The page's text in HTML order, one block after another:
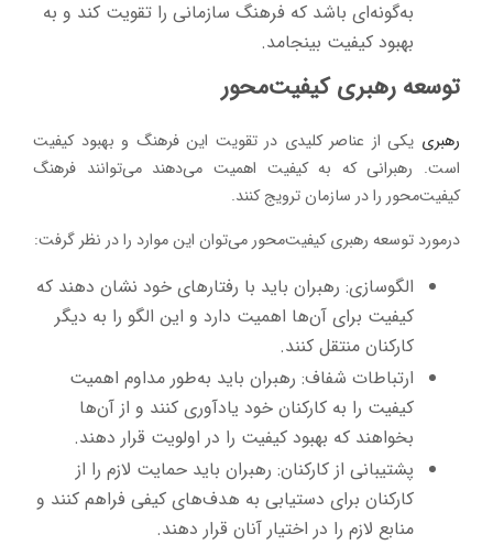
به‌گونه‌ای باشد که فرهنگ سازمانی را تقویت کند و به
بهبود کیفیت بینجامد.
توسعه رهبری کیفیت‌محور
رهبری یکی از عناصر کلیدی در تقویت این فرهنگ و بهبود کیفیت
است. رهبرانی که به کیفیت اهمیت می‌دهند می‌توانند فرهنگ
کیفیت‌محور را در سازمان ترویج کنند.
درمورد توسعه رهبری کیفیت‌محور می‌توان این موارد را در نظر گرفت:
الگوسازی: رهبران باید با رفتارهای خود نشان دهند که
کیفیت برای آن‌ها اهمیت دارد و این الگو را به دیگر
کارکنان منتقل کنند.
ارتباطات شفاف: رهبران باید به‌طور مداوم اهمیت
کیفیت را به کارکنان خود یادآوری کنند و از آن‌ها
بخواهند که بهبود کیفیت را در اولویت قرار دهند.
پشتیبانی از کارکنان: رهبران باید حمایت لازم را از
کارکنان برای دستیابی به هدف‌های کیفی فراهم کنند و
منابع لازم را در اختیار آنان قرار دهند.